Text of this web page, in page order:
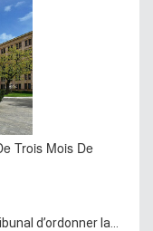
Trois Mois De
d’ordonner la...